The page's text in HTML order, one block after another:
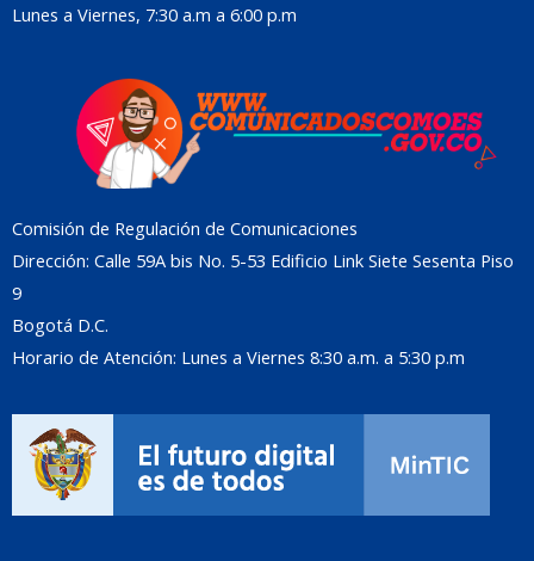
Lunes a Viernes, 7:30 a.m a 6:00 p.m
Comisión de Regulación de Comunicaciones
Dirección: Calle 59A bis No. 5-53 Edificio Link Siete Sesenta Piso
9
Bogotá D.C.
Horario de Atención: Lunes a Viernes 8:30 a.m. a 5:30 p.m